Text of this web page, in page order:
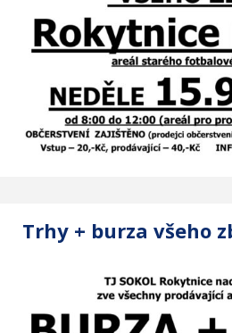
Trhy + burza všeho